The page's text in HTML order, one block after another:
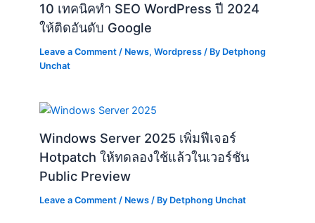
10 เทคนิคทำ SEO WordPress ปี 2024
ให้ติดอันดับ Google
Leave a Comment / News,Wordpress / By Detphong
Unchat
Windows Server 2025 เพิ่มฟีเจอร์
Hotpatch ให้ทดลองใช้แล้วในเวอร์ชัน
Public Preview
Leave a Comment / News / By Detphong Unchat